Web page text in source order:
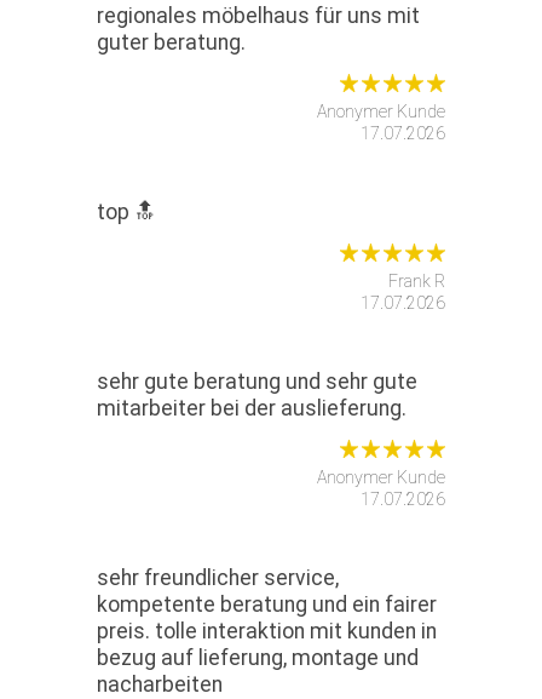
regionales möbelhaus für uns mit
guter beratung.
Anonymer Kunde
17.07.2026
top 🔝
Frank R
17.07.2026
sehr gute beratung und sehr gute
mitarbeiter bei der auslieferung.
Anonymer Kunde
17.07.2026
sehr freundlicher service,
kompetente beratung und ein fairer
preis. tolle interaktion mit kunden in
bezug auf lieferung, montage und
nacharbeiten